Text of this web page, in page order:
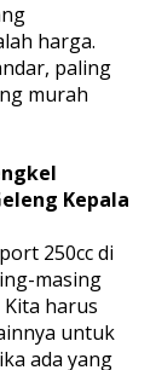
harga.
paling
murah
Kepala
250cc di
masing
harus
untuk
ada yang